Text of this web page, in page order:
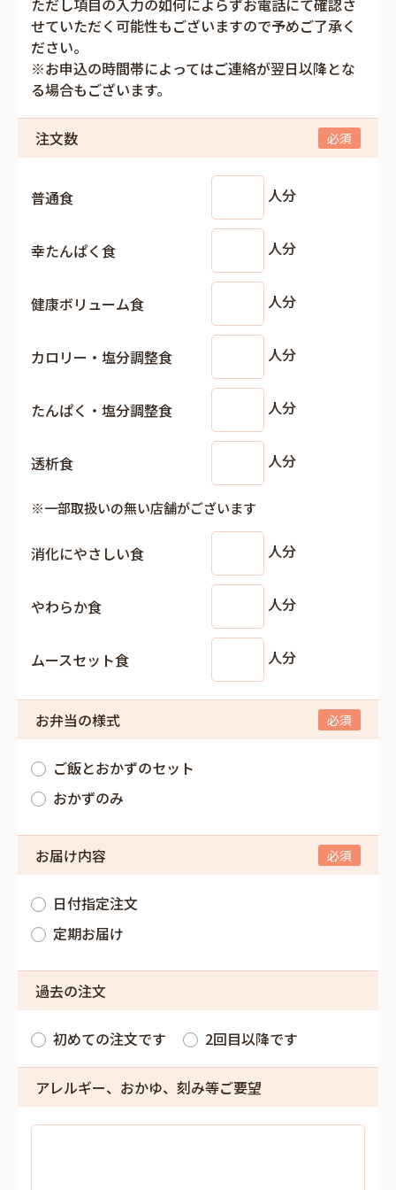
ただし項目の入力の如何によらずお電話にて確認さ
せていただく可能性もございますので予めご了承く
ださい。
※お申込の時間帯によってはご連絡が翌日以降とな
る場合もございます。
注文数
普通食 人分
幸たんぱく食 人分
健康ボリューム食 人分
カロリー・塩分調整食 人分
たんぱく・塩分調整食 人分
透析食 人分
※一部取扱いの無い店舗がございます
消化にやさしい食 人分
やわらか食 人分
ムースセット食 人分
お弁当の様式
ご飯とおかずのセット
おかずのみ
お届け内容
日付指定注文
定期お届け
過去の注文
初めての注文です 2回目以降です
アレルギー、おかゆ、刻み等ご要望